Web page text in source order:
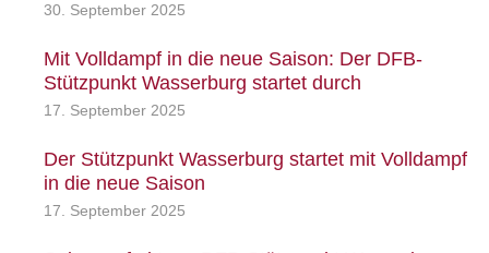
30. September 2025
Mit Volldampf in die neue Saison: Der DFB-
Stützpunkt Wasserburg startet durch
17. September 2025
Der Stützpunkt Wasserburg startet mit Volldampf
in die neue Saison
17. September 2025